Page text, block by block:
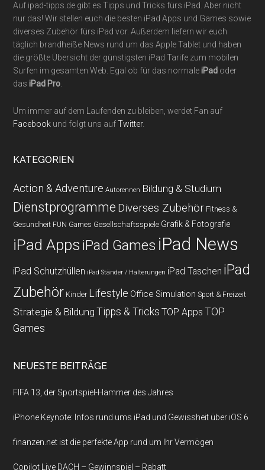
Auf ipad-tipps.de gibt es Tipps und Tricks fürs iPad. Aber nicht
nur das! Wir stellen euch die besten iPad Apps und Games sowie
diverses Zubehör fürs iPad vor. Außerdem liefern wir euch
täglich brandheiße News rund um das Apple Tablet und haben
die größte Übersicht der günstigsten iPad Tarife zum mobilen
Surfen im gesamten Web. Egal ob für das normaleiPad oder
dasiPad Pro
Um immer auf dem Laufenden zu bleiben, werdet Fan auf
Facebook und folgt uns aufTwitter.
KATEGORIEN
Action & Adventure Autorennen Bildung & Studium
Dienstprogramme Diverses Zubehör Fitness &
Gesundheit FUN Games Gesellschaftsspiele Grafik & Fotografie
iPad Apps iPad Games iPad News
iPad Schutzhüllen iPad Ständer / Halterungen iPad Taschen iPad
Zubehör Kinder Lifestyle Office Simulation Sport & Freizeit
Strategie & Bildung Tipps & Tricks TOP Apps TOP
Games
NEUESTE BEITRÄGE
FIFA 13, der Sportspiel-Hammer des Jahres
iPhone Keynote: Infos rund ums iPad und Gewissheit über iOS 6
finanzen.net ist die perfekte App rund um Ihr Vermögen
Copilot Live DACH – Gewinnspiel – Rabatt